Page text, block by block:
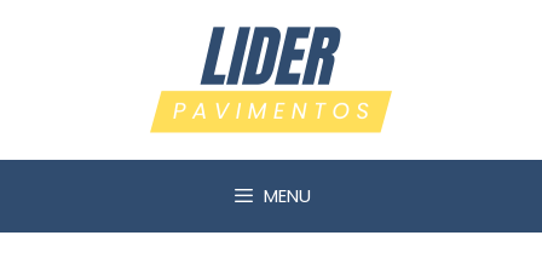
MENU